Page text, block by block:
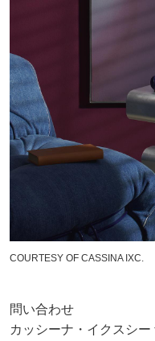
COURTESY OF CASSINA IXC.
問い合わせ
カッシーナ・イクスシー